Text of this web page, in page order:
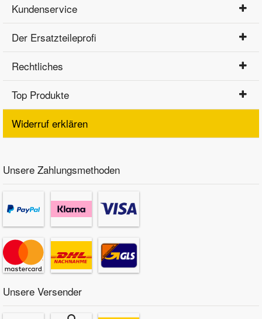
Kundenservice
Der Ersatzteileprofi
Rechtliches
Top Produkte
Widerruf erklären
Unsere Zahlungsmethoden
Unsere Versender